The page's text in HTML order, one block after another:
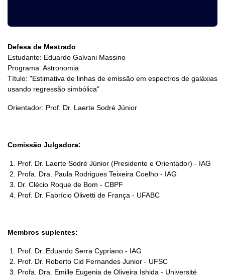
Defesa de Mestrado
Estudante: Eduardo Galvani Massino
Programa: Astronomia
Título: "Estimativa de linhas de emissão em espectros de galáxias
usando regressão simbólica"
Orientador: Prof. Dr. Laerte Sodré Júnior
Comissão Julgadora:
Prof. Dr. Laerte Sodré Júnior (Presidente e Orientador) - IAG
Profa. Dra. Paula Rodrigues Teixeira Coelho - IAG
Dr. Clécio Roque de Bom - CBPF
Prof. Dr. Fabrício Olivetti de França - UFABC
Membros suplentes:
Prof. Dr. Eduardo Serra Cypriano - IAG
Prof. Dr. Roberto Cid Fernandes Junior - UFSC
Profa. Dra. Emille Eugenia de Oliveira Ishida - Université